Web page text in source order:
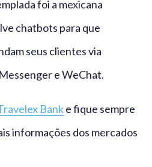
foi a mexicana
chatbots para que
seus clientes via
e WeChat.
Banke fique sempre
informações dos mercados